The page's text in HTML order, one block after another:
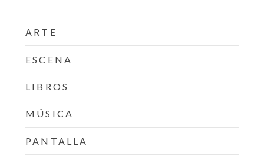
ARTE
ESCENA
LIBROS
MÚSICA
PANTALLA